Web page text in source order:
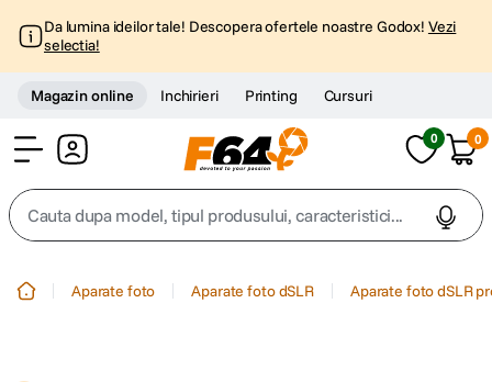
Da lumina ideilor tale! Descopera ofertele noastre Godox! Vezi
selectia!
Magazin online Inchirieri Printing Cursuri
0 0
Cauta dupa model, tipul produsului, caracteristici...
Aparate foto Aparate foto dSLR Aparate foto dSLR